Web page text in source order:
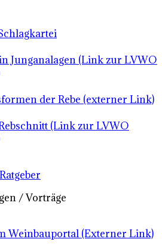
Junganalagen (Link zur LVWO
der Rebe (externer Link)
(Link zur LVWO
/ Vorträge
Weinbauportal (Externer Link)